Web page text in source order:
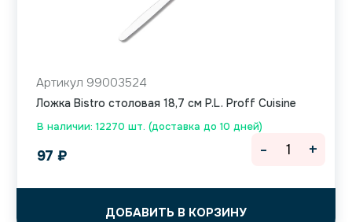
В наличии: 12270 шт. (доставка до 10 дней)
Артикул 99003524
Ложка Bistro столовая 18,7 см P.L. Proff Cuisine
97 ₽
ДОБАВИТЬ В КОРЗИНУ
- +